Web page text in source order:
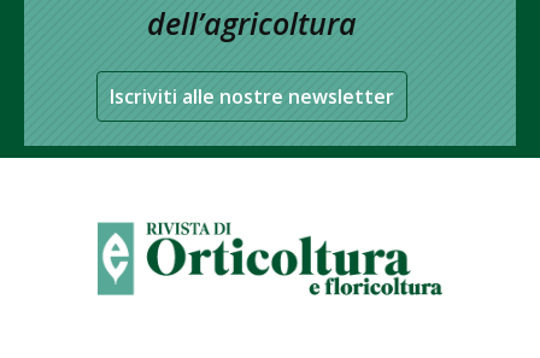
dell’agricoltura
Iscriviti alle nostre newsletter